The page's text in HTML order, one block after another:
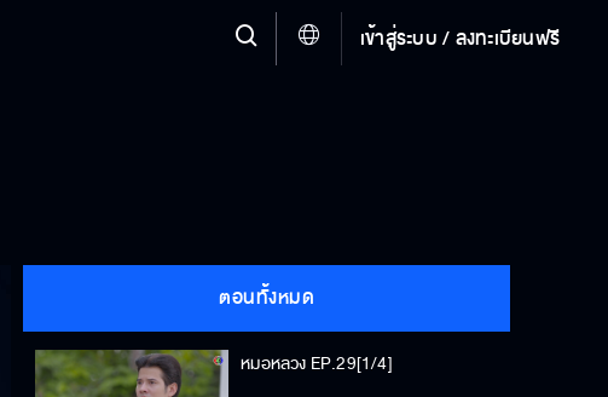
เข้าสู่ระบบ / ลงทะเบียนฟรี
ตอนทั้งหมด
หมอหลวง EP.29[1/4]